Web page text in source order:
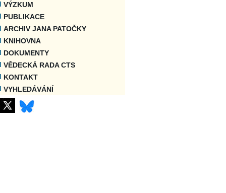
VÝZKUM
PUBLIKACE
ARCHIV JANA PATOČKY
KNIHOVNA
DOKUMENTY
VĚDECKÁ RADA CTS
KONTAKT
VYHLEDÁVÁNÍ